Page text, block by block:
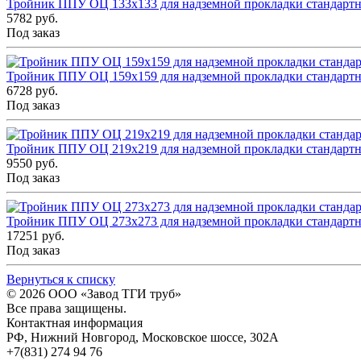
Тройник ППУ ОЦ 133x133 для надземной прокладки
5782 руб.
Под заказ
Тройник ППУ ОЦ 159x159 для надземной прокладки
6728 руб.
Под заказ
Тройник ППУ ОЦ 219x219 для надземной прокладки
9550 руб.
Под заказ
Тройник ППУ ОЦ 273x273 для надземной прокладки
17251 руб.
Под заказ
Вернуться к списку
© 2026 ООО «Завод ТГИ труб»
Все права защищены.
Контактная информация
РФ, Нижний Новгород, Московское шоссе, 302А
+7(831) 274 94 76